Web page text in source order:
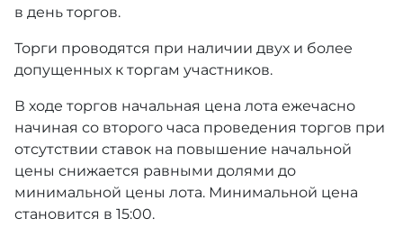
в день торгов.
Торги проводятся при наличии двух и более
допущенных к торгам участников.
В ходе торгов начальная цена лота ежечасно
начиная со второго часа проведения торгов при
отсутствии ставок на повышение начальной
цены снижается равными долями до
минимальной цены лота. Минимальной цена
становится в 15:00.